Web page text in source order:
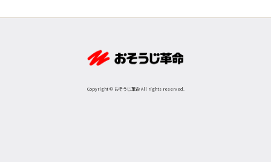
Copyright © おそうじ革命 All rights reserved.